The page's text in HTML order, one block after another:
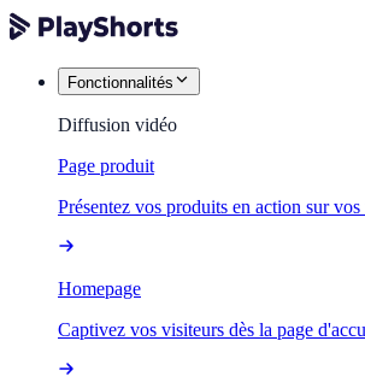
Fonctionnalités
Diffusion vidéo
Page produit
Présentez vos produits en action sur
Homepage
Captivez vos visiteurs dès la page